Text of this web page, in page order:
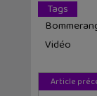
Tags
Vidéo
Article